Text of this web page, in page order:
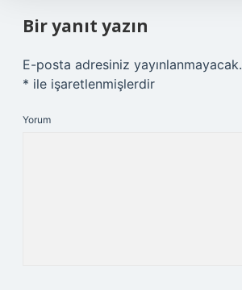
Bir yanıt yazın
E-posta adresiniz yayınlanmayacak.
* ile işaretlenmişlerdir
Yorum